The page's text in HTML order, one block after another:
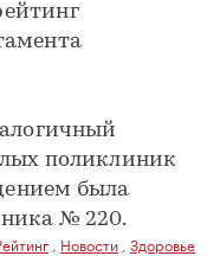
поликлиник
была
№ 220.
Новости Здоровье